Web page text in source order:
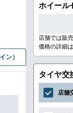
ン）
ホイール
店舗では販
価格の詳細
タイヤ交
店舗